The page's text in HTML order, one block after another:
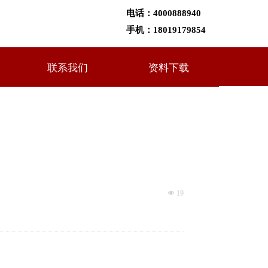
电话： 4000888940
手机： 18019179854
联系我们 资料下载
넶 19